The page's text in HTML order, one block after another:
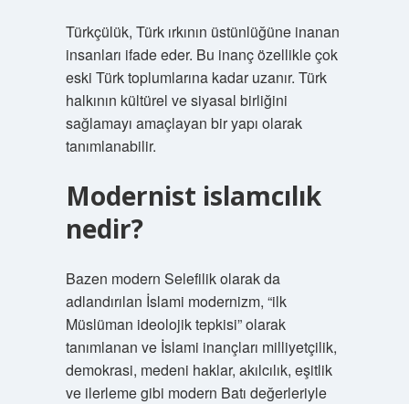
Türkçülük, Türk ırkının üstünlüğüne inanan
insanları ifade eder. Bu inanç özellikle çok
eski Türk toplumlarına kadar uzanır. Türk
halkının kültürel ve siyasal birliğini
sağlamayı amaçlayan bir yapı olarak
tanımlanabilir.
Modernist islamcılık
nedir?
Bazen modern Selefilik olarak da
adlandırılan İslami modernizm, “ilk
Müslüman ideolojik tepkisi” olarak
tanımlanan ve İslami inançları milliyetçilik,
demokrasi, medeni haklar, akılcılık, eşitlik
ve ilerleme gibi modern Batı değerleriyle